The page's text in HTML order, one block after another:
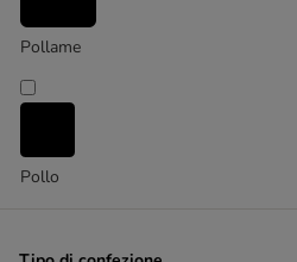
Pollame
Pollo